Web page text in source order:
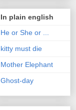
In plain english
He or She or ...
kitty must die
Mother Elephant
Ghost-day